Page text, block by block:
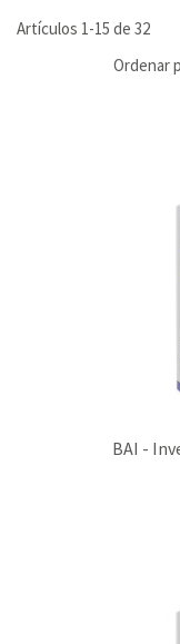
Artículos 1 -15 de 32
Ordenar
BAI -